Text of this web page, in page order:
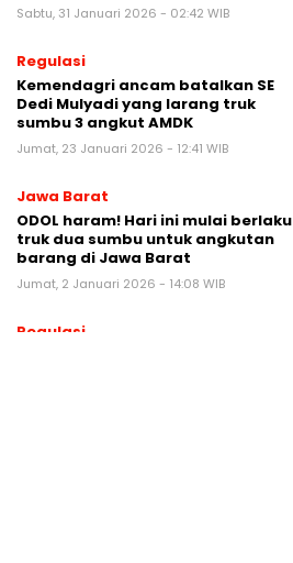
Sabtu, 31 Januari 2026 - 02:42 WIB
Regulasi
Kemendagri ancam batalkan SE
Dedi Mulyadi yang larang truk
sumbu 3 angkut AMDK
Jumat, 23 Januari 2026 - 12:41 WIB
Jawa Barat
ODOL haram! Hari ini mulai berlaku
truk dua sumbu untuk angkutan
barang di Jawa Barat
Jumat, 2 Januari 2026 - 14:08 WIB
Regulasi